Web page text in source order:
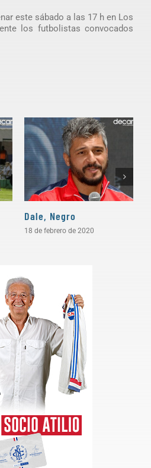
este sábado a las 17 h en Los
los futbolistas convocados
Dale, Negro
18 de febrero de 2020